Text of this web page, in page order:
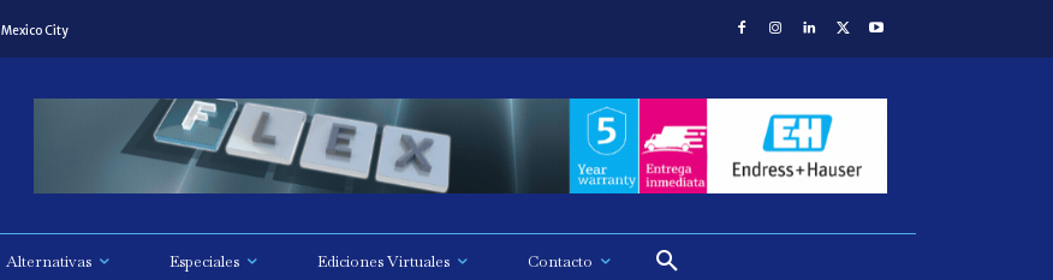
Mexico City
Alternativas Especiales Ediciones Virtuales Contacto